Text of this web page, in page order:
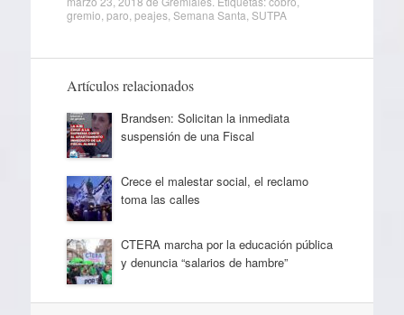
gremio paro peajes, Semana Santa SUTPA
Artículos relacionados
Brandsen: Solicitan la inmediata
suspensión de una Fiscal
Crece el malestar social, el reclamo
toma las calles
CTERA marcha por la educación pública
y denuncia “salarios de hambre”